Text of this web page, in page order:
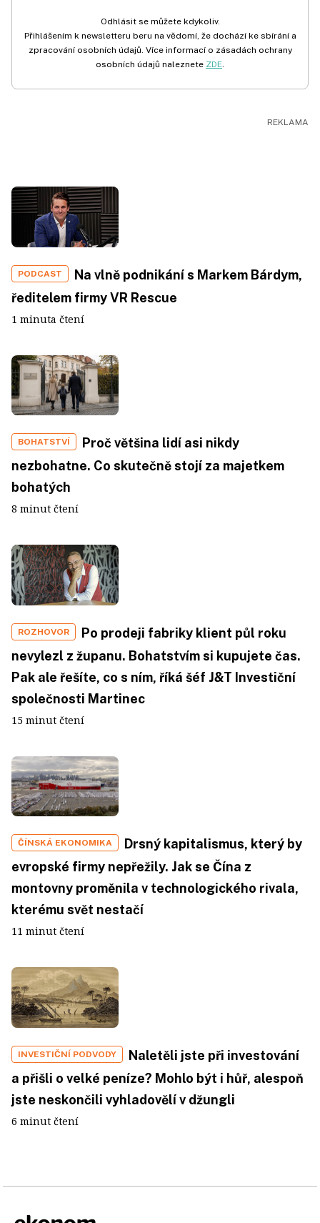
Odhlásit se můžete kdykoliv.
Přihlášením k newsletteru beru na vědomí, že dochází ke sbírání a
zpracování osobních údajů. Více informací o zásadách ochrany
osobních údajů naleznete ZDE.
PODCAST
Na vlně podnikání s Markem Bárdym,
ředitelem firmy VR Rescue
1 minuta čtení
BOHATSTVÍ
Proč většina lidí asi nikdy
nezbohatne. Co skutečně stojí za majetkem
bohatých
8 minut čtení
ROZHOVOR
Po prodeji fabriky klient půl roku
nevylezl z županu. Bohatstvím si kupujete čas.
Pak ale řešíte, co s ním, říká šéf J&T Investiční
společnosti Martinec
15 minut čtení
ČÍNSKÁ EKONOMIKA
Drsný kapitalismus, který by
evropské firmy nepřežily. Jak se Čína z
montovny proměnila v technologického rivala,
kterému svět nestačí
11 minut čtení
INVESTIČNÍ PODVODY
Naletěli jste při investování
a přišli o velké peníze? Mohlo být i hůř, alespoň
jste neskončili vyhladovělí v džungli
6 minut čtení